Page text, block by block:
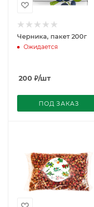
Черника, пакет 200г
Ожидается
200 ₽/шт
ПОД ЗАКАЗ